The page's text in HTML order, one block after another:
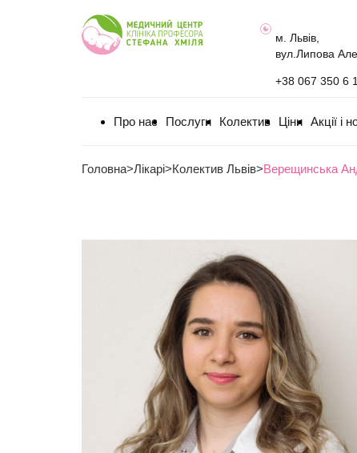
м. Львів,
вул.Липова
+38 067 350 6
Про нас Послуги Колектив Ціни Акції і
Головна>Лікарі>Колектив Львів>Верещинська